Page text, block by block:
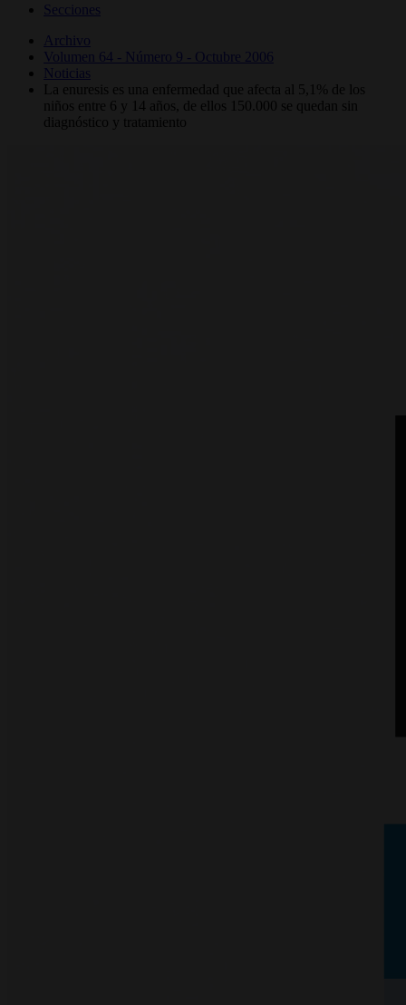
Secciones
Archivo
Volumen 64 - Número 9 - Octubre 2006
Noticias
La enuresis es una enfermedad que afecta al 5,1% de los
niños entre 6 y 14 años, de ellos 150.000 se quedan sin
diagnóstico y tratamiento